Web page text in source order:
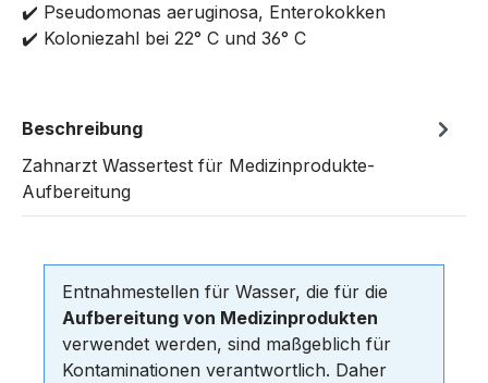
✔️ Pseudomonas aeruginosa, Enterokokken
✔️ Koloniezahl bei 22° C und 36° C
Beschreibung
Zahnarzt Wassertest für Medizinprodukte-
Aufbereitung
Entnahmestellen für Wasser, die für die
Aufbereitung von Medizinprodukten
verwendet werden, sind maßgeblich für
Kontaminationen verantwortlich. Daher